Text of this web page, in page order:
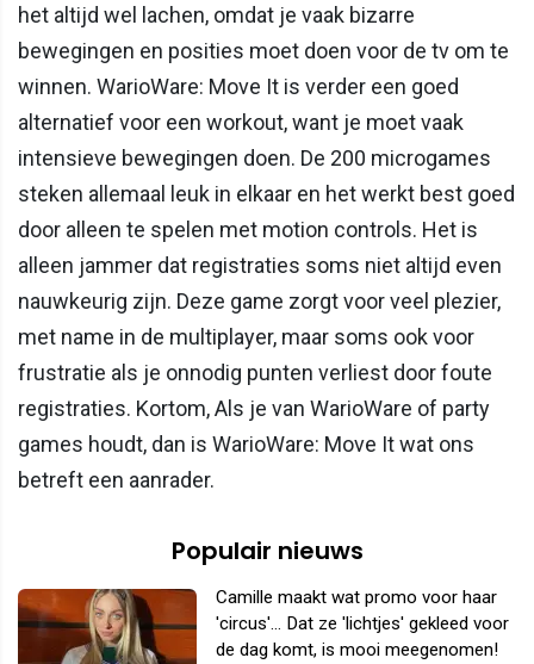
het altijd wel lachen, omdat je vaak bizarre
bewegingen en posities moet doen voor de tv om te
winnen. WarioWare: Move It is verder een goed
alternatief voor een workout, want je moet vaak
intensieve bewegingen doen. De 200 microgames
steken allemaal leuk in elkaar en het werkt best goed
door alleen te spelen met motion controls. Het is
alleen jammer dat registraties soms niet altijd even
nauwkeurig zijn. Deze game zorgt voor veel plezier,
met name in de multiplayer, maar soms ook voor
frustratie als je onnodig punten verliest door foute
registraties. Kortom, Als je van WarioWare of party
games houdt, dan is WarioWare: Move It wat ons
betreft een aanrader.
Populair nieuws
Camille maakt wat promo voor haar
'circus'... Dat ze 'lichtjes' gekleed voor
de dag komt, is mooi meegenomen!